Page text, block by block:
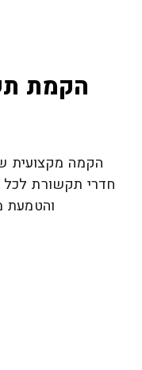
הקמת
הקמה מקצועית
חדרי תקשורת
והטמעת